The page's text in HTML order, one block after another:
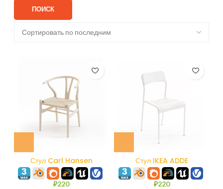
Стул Carl Hansen
WISHBONE CH24
₽220
Стул IKEA ADDE
₽220